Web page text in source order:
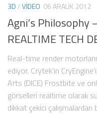
3D/VIDEO 06 ARALIK 2012
Agni’s Philosophy
REALTIME TECH
Real-time render
ediyor. Crytek’in
Arts (DICE) Frostbite ve
görselleri realtime olarak
dikkat çekici çalışmalardan